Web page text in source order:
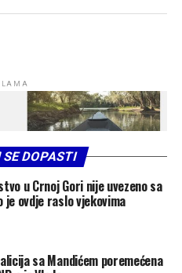
SE DOPASTI
u Crnoj Gori nije uvezeno sa
je ovdje raslo vjekovima
sa Mandićem poremećena